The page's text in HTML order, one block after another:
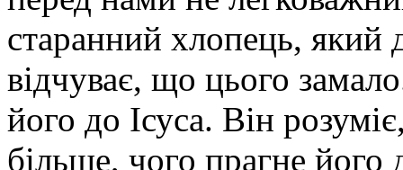
старанний хлопець, який
відчуває, що цього
його до Ісуса. Він
більше, чого прагне